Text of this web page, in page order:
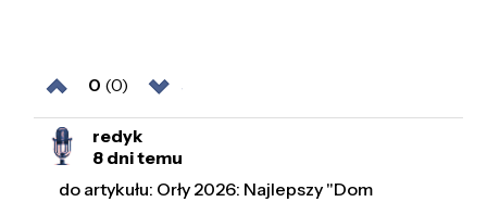
0 (0)
redyk
8 dni temu
do artykułu: Orły 2026: Najlepszy "Dom